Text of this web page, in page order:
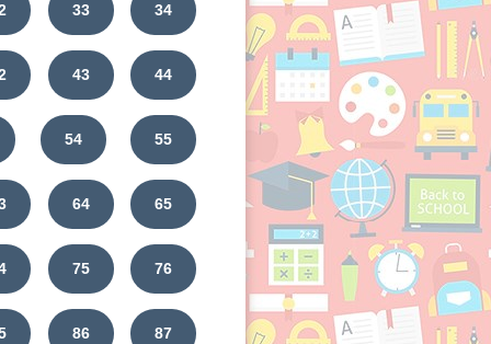
33 34
43 44
54 55
64 65
75 76
86 87